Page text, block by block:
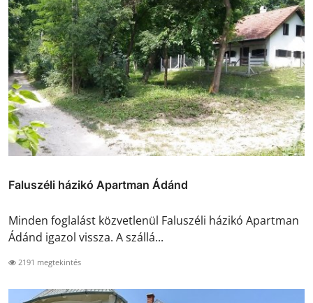
Faluszéli házikó Apartman Ádánd
Minden foglalást közvetlenül Faluszéli házikó Apartman
Ádánd igazol vissza. A szállá...
2191 megtekintés